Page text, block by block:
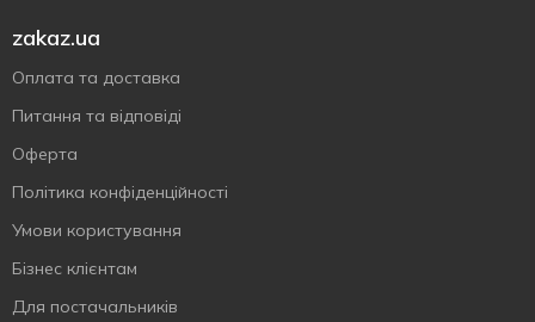
zakaz.ua
Оплата та доставка
Питання та відповіді
Оферта
Політика конфіденційності
Умови користування
Бізнес клієнтам
Для постачальників